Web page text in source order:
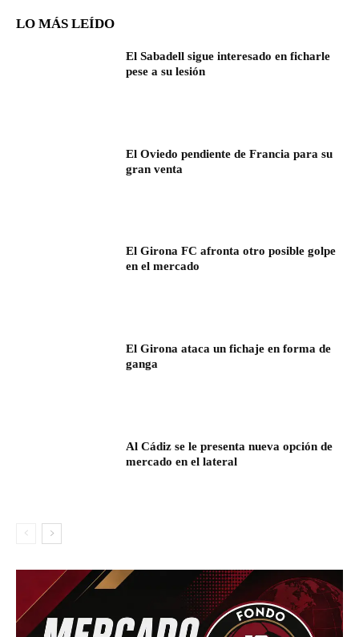
LO MÁS LEÍDO
El Sabadell sigue interesado en ficharle
pese a su lesión
El Oviedo pendiente de Francia para su
gran venta
El Girona FC afronta otro posible golpe
en el mercado
El Girona ataca un fichaje en forma de
ganga
Al Cádiz se le presenta nueva opción de
mercado en el lateral